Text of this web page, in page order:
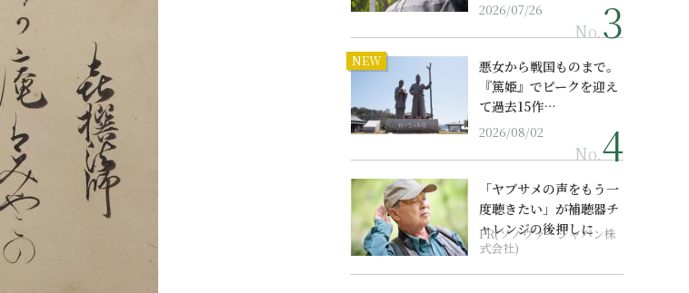
2026/07/26
No.
NEW
悪女から戦国ものまで。
『篤姫』でピークを迎え
て過去15作…
2026/08/02
No.
「ヤブサメの声をもう一
度聴きたい」が補聴器チ
ャレンジの後押しに
PR(ソノヴァ・ジャパン株
式会社)